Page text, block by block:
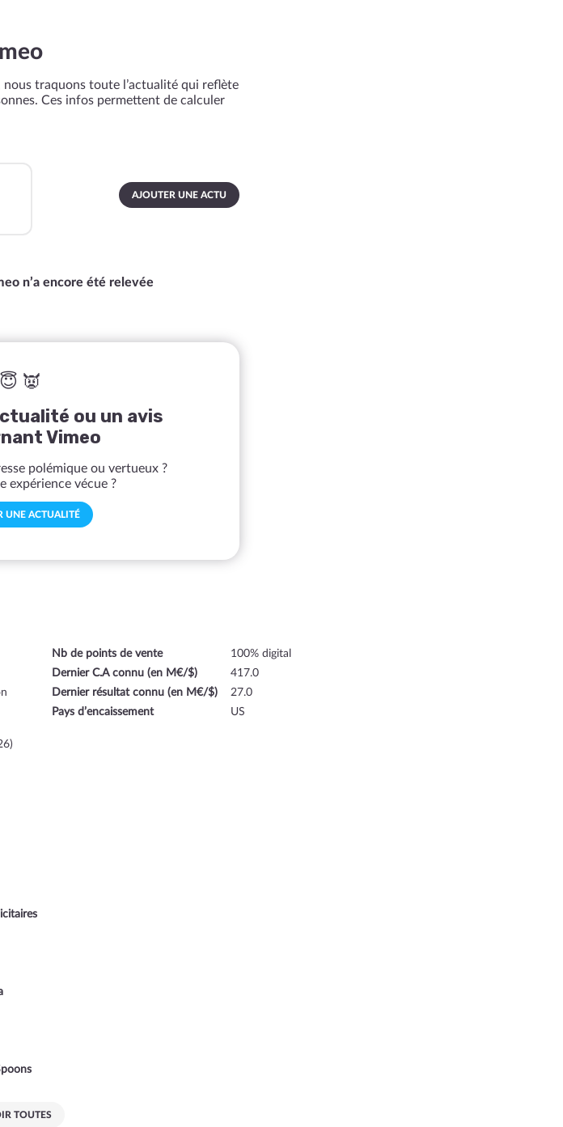
traquons toute l’actualité qui reflète
Ces infos permettent de calculer
AJOUTER UNE ACTU
n’a encore été relevée
😇 👿
ou un avis
Vimeo
polémique ou vertueux ?
expérience vécue ?
UNE ACTUALITÉ
Nb de points de vente
100% digital
Dernier C.A connu (en M€/$)
417.0
Dernier résultat connu (en M€/$)
27.0
Pays d’encaissement
US
TOUTES